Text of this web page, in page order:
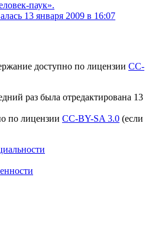
паук».
13 января 2009 в 16:07
доступно по лицензии CC-
раз была отредактирована 13
по лицензии CC-BY-SA 3.0 (если